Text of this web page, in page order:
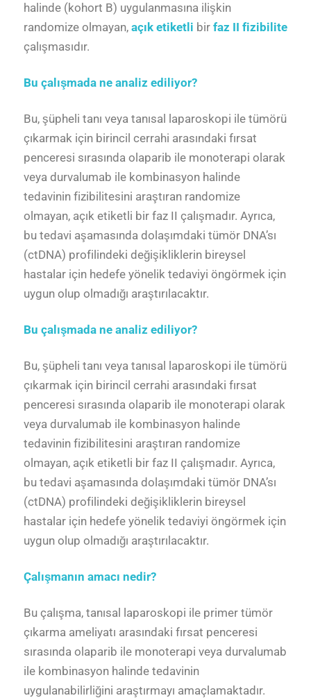
halinde (kohort B) uygulanmasına ilişkin
randomize olmayan, açık etiketli bir faz II fizibilite
çalışmasıdır.
Bu çalışmada ne analiz ediliyor?
Bu, şüpheli tanı veya tanısal laparoskopi ile tümörü
çıkarmak için birincil cerrahi arasındaki fırsat
penceresi sırasında olaparib ile monoterapi olarak
veya durvalumab ile kombinasyon halinde
tedavinin fizibilitesini araştıran randomize
olmayan, açık etiketli bir faz II çalışmadır. Ayrıca,
bu tedavi aşamasında dolaşımdaki tümör DNA’sı
(ctDNA) profilindeki değişikliklerin bireysel
hastalar için hedefe yönelik tedaviyi öngörmek için
uygun olup olmadığı araştırılacaktır.
Bu çalışmada ne analiz ediliyor?
Bu, şüpheli tanı veya tanısal laparoskopi ile tümörü
çıkarmak için birincil cerrahi arasındaki fırsat
penceresi sırasında olaparib ile monoterapi olarak
veya durvalumab ile kombinasyon halinde
tedavinin fizibilitesini araştıran randomize
olmayan, açık etiketli bir faz II çalışmadır. Ayrıca,
bu tedavi aşamasında dolaşımdaki tümör DNA’sı
(ctDNA) profilindeki değişikliklerin bireysel
hastalar için hedefe yönelik tedaviyi öngörmek için
uygun olup olmadığı araştırılacaktır.
Çalışmanın amacı nedir?
Bu çalışma, tanısal laparoskopi ile primer tümör
çıkarma ameliyatı arasındaki fırsat penceresi
sırasında olaparib ile monoterapi veya durvalumab
ile kombinasyon halinde tedavinin
uygulanabilirliğini araştırmayı amaçlamaktadır.